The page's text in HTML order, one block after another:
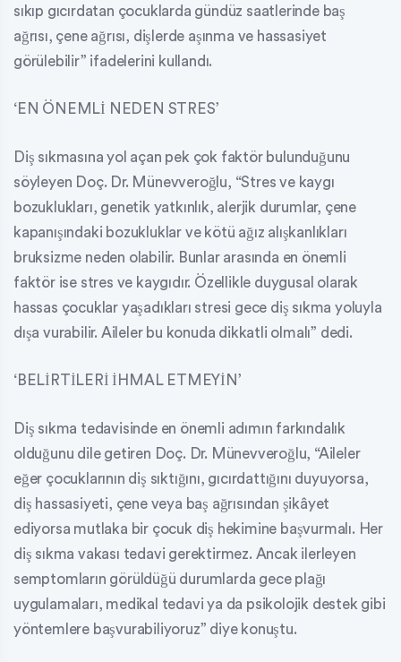
sıkıp gıcırdatan çocuklarda gündüz saatlerinde baş
ağrısı, çene ağrısı, dişlerde aşınma ve hassasiyet
görülebilir” ifadelerini kullandı.
‘EN ÖNEMLİ NEDEN STRES’
Diş sıkmasına yol açan pek çok faktör bulunduğunu
söyleyen Doç. Dr. Münevveroğlu, “Stres ve kaygı
bozuklukları, genetik yatkınlık, alerjik durumlar, çene
kapanışındaki bozukluklar ve kötü ağız alışkanlıkları
bruksizme neden olabilir. Bunlar arasında en önemli
faktör ise stres ve kaygıdır. Özellikle duygusal olarak
hassas çocuklar yaşadıkları stresi gece diş sıkma yoluyla
dışa vurabilir. Aileler bu konuda dikkatli olmalı” dedi.
‘BELİRTİLERİ İHMAL ETMEYİN’
Diş sıkma tedavisinde en önemli adımın farkındalık
olduğunu dile getiren Doç. Dr. Münevveroğlu, “Aileler
eğer çocuklarının diş sıktığını, gıcırdattığını duyuyorsa,
diş hassasiyeti, çene veya baş ağrısından şikâyet
ediyorsa mutlaka bir çocuk diş hekimine başvurmalı. Her
diş sıkma vakası tedavi gerektirmez. Ancak ilerleyen
semptomların görüldüğü durumlarda gece plağı
uygulamaları, medikal tedavi ya da psikolojik destek gibi
yöntemlere başvurabiliyoruz” diye konuştu.